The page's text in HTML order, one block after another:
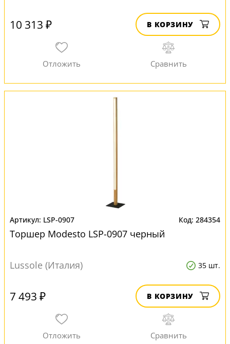
10 313 ₽ В КОРЗИНУ
LSP-0907 284354
Торшер Modesto LSP-0907 черный
Lussole (Италия) 35 шт.
7 493 ₽ В КОРЗИНУ